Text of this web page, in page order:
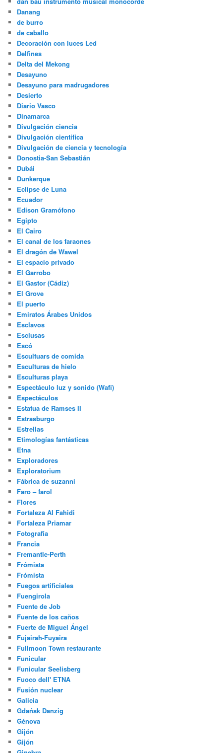
Danang
de burro
de caballo
Decoración con luces Led
Delfines
Delta del Mekong
Desayuno
Desayuno para madrugadores
Desierto
Diario Vasco
Dinamarca
Divulgación ciencia
Divulgación científica
Divulgación de ciencia y tecnología
Donostia-San Sebastián
Dubái
Dunkerque
Eclipse de Luna
Ecuador
Edison Gramófono
Egipto
El Cairo
El canal de los faraones
El dragón de Wawel
El espacio privado
El Garrobo
El Gastor (Cádiz)
El Grove
El puerto
Emiratos Árabes Unidos
Esclavos
Esclusas
Escó
Escultuars de comida
Esculturas de hielo
Esculturas playa
Espectáculo luz y sonido (Wafi)
Espectáculos
Estatua de Ramses II
Estrasburgo
Estrellas
Etimologías fantásticas
Etna
Exploradores
Exploratorium
Fábrica de suzanni
Faro – farol
Flores
Fortaleza Al Fahidi
Fortaleza Priamar
Fotografía
Francia
Fremantle-Perth
Frómista
Frómista
Fuegos artificiales
Fuengirola
Fuente de Job
Fuente de los caños
Fuerte de Miguel Ángel
Fujairah-Fuyaira
Fullmoon Town restaurante
Funicular
Funicular Seelisberg
Fuoco dell' ETNA
Fusión nuclear
Galicia
Gdańsk Danzig
Génova
Gijón
Gijón